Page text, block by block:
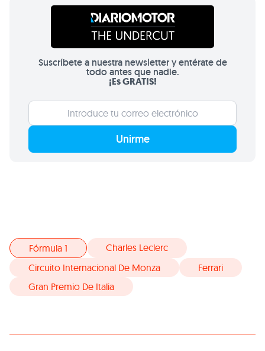
Suscríbete a nuestra newsletter y entérate de
todo antes que nadie.
¡Es GRATIS!
Unirme
Fórmula 1
Charles Leclerc
Circuito Internacional De Monza
Ferrari
Gran Premio De Italia